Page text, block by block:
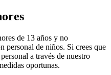
de 13 años y no
personal de niños. Si crees que
a través de nuestro
oportunas.